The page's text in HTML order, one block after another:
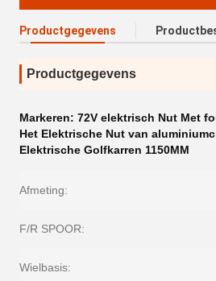
Productgegevens
Productgegevens
Markeren: 72V elektrisch Nut Met
Het Elektrische Nut van
Elektrische Golfkarren 1150MM
Afmeting:
F/R SPOOR:
Wielbasis: